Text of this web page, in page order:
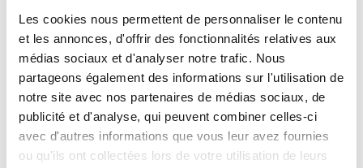
Les cookies nous permettent de personnaliser le contenu
et les annonces, d'offrir des fonctionnalités relatives aux
médias sociaux et d'analyser notre trafic. Nous
partageons également des informations sur l'utilisation de
notre site avec nos partenaires de médias sociaux, de
publicité et d'analyse, qui peuvent combiner celles-ci
avec d'autres informations que vous leur avez fournies
ou qu'ils ont collectées lors de votre utilisation de leurs
Profil recherché :
Expérience :
Processus